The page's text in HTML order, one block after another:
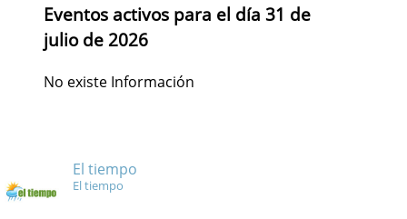
Eventos activos para el día 31 de
julio de 2026
No existe Información
El tiempo
El tiempo